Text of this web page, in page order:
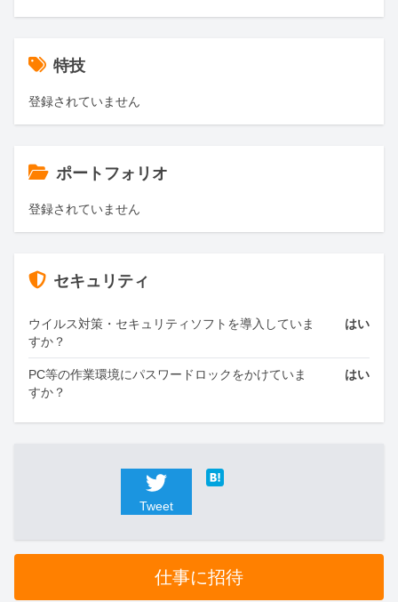
特技
登録されていません
ポートフォリオ
登録されていません
セキュリティ
ウイルス対策・セキュリティソフトを導入していま
すか？
はい
PC等の作業環境にパスワードロックをかけていま
すか？
はい
Tweet
仕事に招待